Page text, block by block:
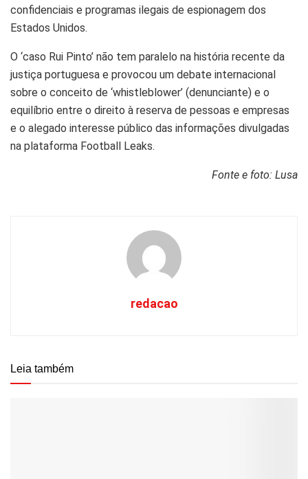
confidenciais e programas ilegais de espionagem dos
Estados Unidos.
O ‘caso Rui Pinto’ não tem paralelo na história recente da
justiça portuguesa e provocou um debate internacional
sobre o conceito de ‘whistleblower’ (denunciante) e o
equilíbrio entre o direito à reserva de pessoas e empresas
e o alegado interesse público das informações divulgadas
na plataforma Football Leaks.
Fonte e foto: Lusa
redacao
Leia também